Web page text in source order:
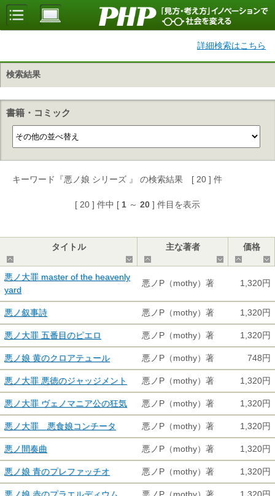
詳細検索はこちら
検索結果
書籍・コミック
キーワード『悪ノ娘 シリーズ 』 の検索結果 [ 20 ] 件
[ 20 ] 件中 [ 1 ～ 20 ] 件目を表示
タイトル
主な著者
価格
悪ノ大罪 master of the heavenly
yard
悪ノP（mothy）著 1,320円
悪ノ叙事詩 悪ノP（mothy）著 1,320円
悪ノ大罪 五番目のピエロ 悪ノP（mothy）著 1,320円
悪ノ娘 黄のクロアテュール 悪ノP（mothy）著 748円
悪ノ大罪 悪徳のジャッジメント 悪ノP（mothy）著 1,320円
悪ノ大罪 ヴェノマニア公の狂気 悪ノP（mothy）著 1,320円
悪ノ大罪 悪食娘コンチータ 悪ノP（mothy）著 1,320円
悪ノ間奏曲 悪ノP（mothy）著 1,320円
悪ノ娘 青のプレファッチオ 悪ノP（mothy）著 1,320円